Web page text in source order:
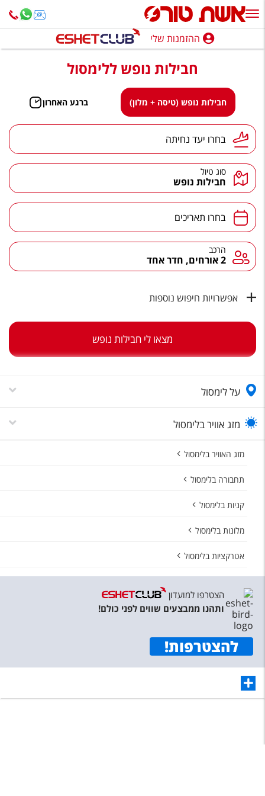
ההזמנות שלי
נופש בארץ
חופשה לפי סגנון
מלונות באילת
טיולים מאורגנים
סגנונות טיול
הרגע האחרון
חבילות בריאות וספא
טיסות לחו"ל
מלונות בחו"ל
שירות לקוחות
טופס צור קשר
ההזמנות שלי
חבילות נופש ללימסול
חבילות נופש (טיסה + מלון) ברגע האחרון
יעד נחיתהבחרו יעד נחיתה
סוג טיול
חבילות נופש
תאריכים בחרו תאריכים
הרכב הרכב
2 אורחים, חדר אחד
אפשרויות חיפוש נוספות
מצאו לי חבילות נופש
על לימסול
מזג אוויר בלימסול
מזג האוויר בלימסול
תחבורה בלימסול
קניות בלימסול
מלונות בלימסול
אטרקציות בלימסול
הצטרפו למועדון
ותהנו ממבצעים שווים לפני כולם!
להצטרפות!